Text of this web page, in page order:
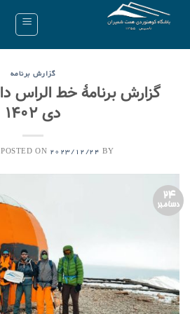
گزارش برنامه
دی ۱۴۰۲
POSTED ON 2023/12/24 BY
24
دسامبر